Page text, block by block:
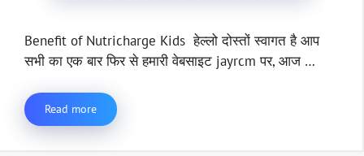
Benefit of Nutricharge Kids हेल्लो दोस्तों स्वागत है आप
सभी का एक बार फिर से हमारी वेबसाइट jayrcm पर, आज …
Read more